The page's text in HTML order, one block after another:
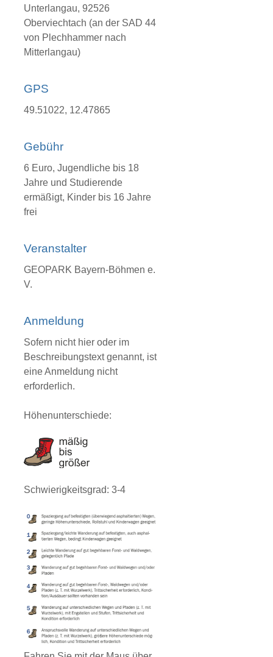
Unterlangau, 92526
Oberviechtach (an der SAD 44
von Plechhammer nach
Mitterlangau)
GPS
49.51022, 12.47865
Gebühr
6 Euro, Jugendliche bis 18
Jahre und Studierende
ermäßigt, Kinder bis 16 Jahre
frei
Veranstalter
GEOPARK Bayern-Böhmen e.
V.
Anmeldung
Sofern nicht hier oder im
Beschreibungstext genannt, ist
eine Anmeldung nicht
erforderlich.
Höhenunterschiede:
Schwierigkeitsgrad: 3-4